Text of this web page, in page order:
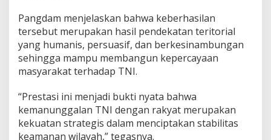
Pangdam menjelaskan bahwa keberhasilan
tersebut merupakan hasil pendekatan teritorial
yang humanis, persuasif, dan berkesinambungan
sehingga mampu membangun kepercayaan
masyarakat terhadap TNI.
“Prestasi ini menjadi bukti nyata bahwa
kemanunggalan TNI dengan rakyat merupakan
kekuatan strategis dalam menciptakan stabilitas
keamanan wilayah,” tegasnya.